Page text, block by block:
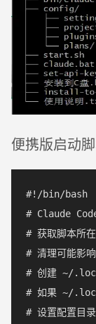
便携版启动脚
#!/bin/bash
# Claude
# 获取脚本所
# 清理可能影
# 创建 ~/
# 如果 ~/
# 设置配置目